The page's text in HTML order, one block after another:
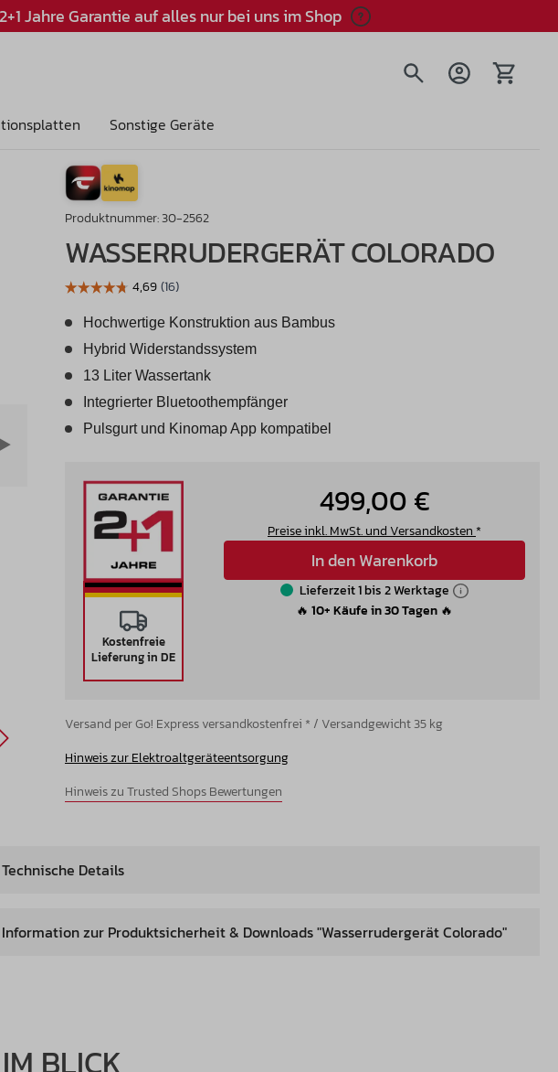
2+1 Jahre Garantie auf alles nur bei uns im Shop
Sonstige Geräte
Warenkorb
Produktnummer:30-2562
WASSERRUDERGERÄT COLORADO
Hochwertige Konstruktion aus Bambus
Hybrid Widerstandssystem
13 Liter Wassertank
Integrierter Bluetoothempfänger
Pulsgurt und Kinomap App kompatibel
Kostenfreie
Lieferung in DE
499,00 €
Preise inkl. MwSt. und Versandkosten *
In den Warenkorb
Lieferzeit 1 bis 2 Werktage
🔥 10+ Käufe in 30 Tagen 🔥
Versand per Go! Express versandkostenfrei * / Versandgewicht 35 kg
Hinweis zur Elektroaltgeräteentsorgung
Hinweis zu Trusted Shops Bewertungen
Technische Details
Information zur Produktsicherheit & Downloads "Wasserrudergerät Colorado"
BLICK